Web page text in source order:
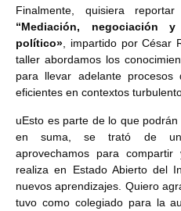
Finalmente, quisiera
“Mediación, negociación
político», impartido por César
taller abordamos los
para llevar adelante
eficientes en contextos
uEsto es parte de lo que
en suma, se trató de
aprovechamos para
realiza en Estado Abierto del
nuevos aprendizajes. Quiero
tuvo como colegiado para la